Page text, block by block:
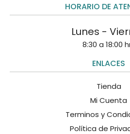
HORARIO DE
Lunes -
8:30 a 18:00
ENLACES
Tienda
Mi Cuenta
Terminos y
Política de